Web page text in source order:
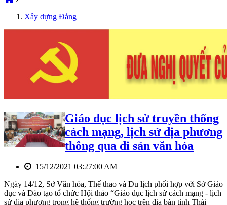
Xây dựng Đảng
Giáo dục lịch sử truyền thống
cách mạng, lịch sử địa phương
thông qua di sản văn hóa
15/12/2021 03:27:00 AM
Ngày 14/12, Sở Văn hóa, Thể thao và Du lịch phối hợp với Sở Giáo
dục và Đào tạo tổ chức Hội thảo “Giáo dục lịch sử cách mạng - lịch
sử địa phương trong hệ thống trường học trên địa bàn tỉnh Thái